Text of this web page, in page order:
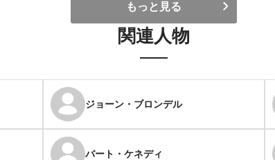
もっと見る
関連人物
ジョーン・ブロンデル
バート・ケネディ